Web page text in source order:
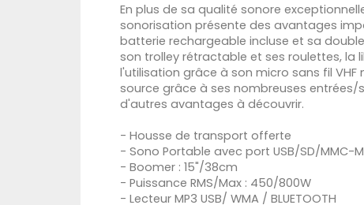
En plus de sa qualité sonore
sonorisation présente des avantages
batterie rechargeable incluse et sa
son trolley rétractable et ses roulettes, la
l'utilisation grâce à son micro sans fil
source grâce à ses nombreuses entrées/
d'autres avantages à découvrir.
- Housse de transport offerte
- Sono Portable avec port USB/SD/MMC-
- Boomer : 15"/38cm
- Puissance RMS/Max : 450/800W
- Lecteur MP3 USB/ WMA / BLUETOOTH